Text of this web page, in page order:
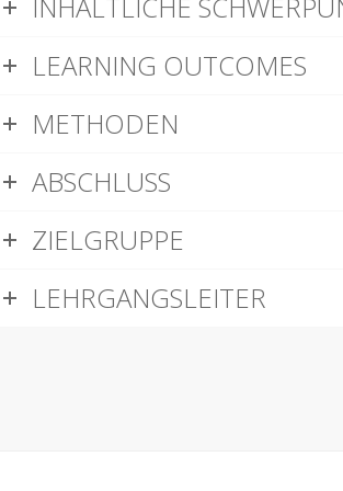
LEARNING OUTCOMES
METHODEN
ABSCHLUSS
ZIELGRUPPE
LEHRGANGSLEITER